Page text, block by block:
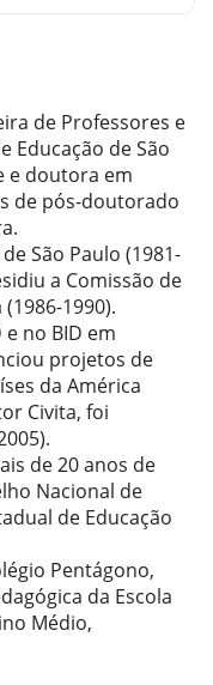
de Professores e
Educação de São
e doutora em
de pós-doutorado
São Paulo (1981-
a Comissão de
1990).
no BID em
projetos de
da América
Civita, foi
de 20 anos de
Nacional de
de Educação
Pentágono,
da Escola
Médio,